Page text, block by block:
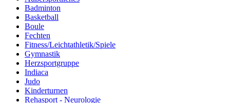
Badminton
Basketball
Boule
Fechten
Fitness/Leichtathletik/Spiele
Gymnastik
Herzsportgruppe
Indiaca
Judo
Kinderturnen
Rehasport - Neurologie